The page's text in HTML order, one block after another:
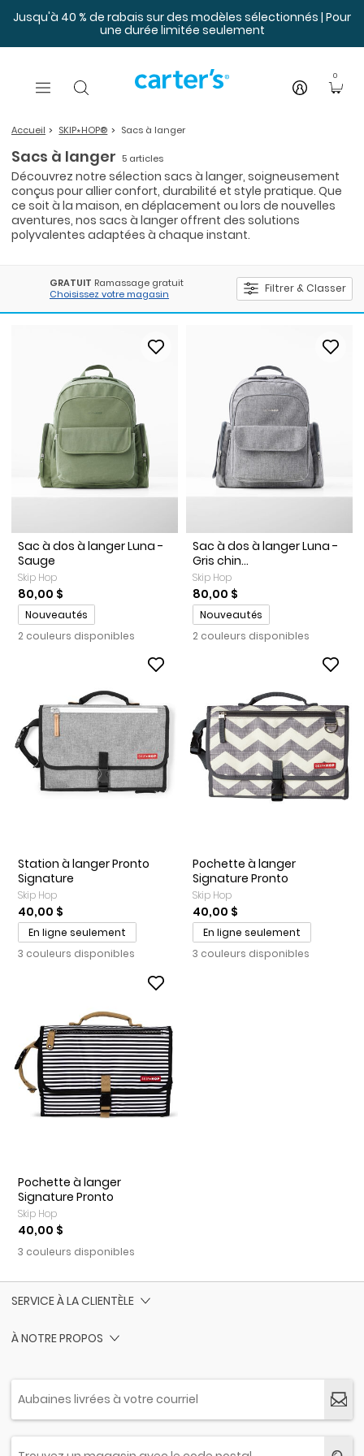
Jusqu'à 40 % de rabais sur des modèles sélectionnés | Pour
une durée limitée seulement
0
Accueil SKIP∗HOP® Sacs à langer
Sacs à langer 5 articles
Découvrez notre sélection sacs à langer, soigneusement
conçus pour allier confort, durabilité et style pratique. Que
ce soit à la maison, en déplacement ou lors de nouvelles
aventures, nos sacs à langer offrent des solutions
polyvalentes adaptées à chaque instant.
GRATUIT Ramassage gratuit
Choisissez votre magasin
Filtrer & Classer
Sac à dos à langer Luna -
Sauge
Skip Hop
80,00 $
Promotions
Nouveautés
2 couleurs disponibles
Sac à dos à langer Luna -
Gris chin...
Skip Hop
80,00 $
Promotions
Nouveautés
2 couleurs disponibles
Station à langer Pronto
Signature
Skip Hop
40,00 $
En ligne seulement
3 couleurs disponibles
Pochette à langer
Signature Pronto
Skip Hop
40,00 $
En ligne seulement
3 couleurs disponibles
Pochette à langer
Signature Pronto
Skip Hop
40,00 $
3 couleurs disponibles
SERVICE À LA CLIENTÈLE
À NOTRE PROPOS